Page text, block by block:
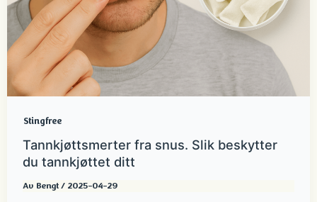
Stingfree
Tannkjøttsmerter fra snus. Slik beskytter
du tannkjøttet ditt
Av Bengt / 2025-04-29